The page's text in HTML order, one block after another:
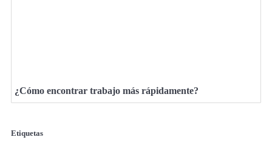
¿Cómo encontrar trabajo más rápidamente?
Etiquetas